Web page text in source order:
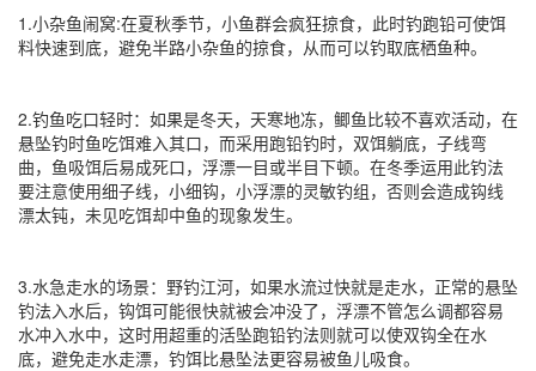
1.小杂鱼闹窝:在夏秋季节，小鱼群会疯狂掠食，此时钓跑铅可使饵
料快速到底，避免半路小杂鱼的掠食，从而可以钓取底栖鱼种。
2.钓鱼吃口轻时：如果是冬天，天寒地冻，鲫鱼比较不喜欢活动，在
悬坠钓时鱼吃饵难入其口，而采用跑铅钓时，双饵躺底，子线弯
曲，鱼吸饵后易成死口，浮漂一目或半目下顿。在冬季运用此钓法
要注意使用细子线，小细钩，小浮漂的灵敏钓组，否则会造成钩线
漂太钝，未见吃饵却中鱼的现象发生。
3.水急走水的场景：野钓江河，如果水流过快就是走水，正常的悬坠
钓法入水后，钩饵可能很快就被会冲没了，浮漂不管怎么调都容易
水冲入水中，这时用超重的活坠跑铅钓法则就可以使双钩全在水
底，避免走水走漂，钓饵比悬坠法更容易被鱼儿吸食。